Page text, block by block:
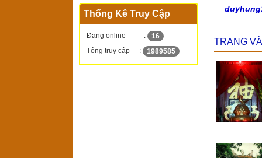
Thống Kê Truy Cập
Đang online :
16
Tổng truy câp
: 1989585
TRANG